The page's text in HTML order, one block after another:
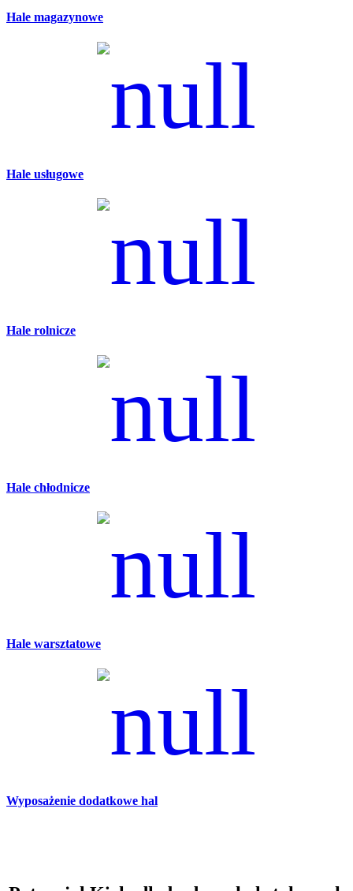
Hale magazynowe
Hale usługowe
Hale rolnicze
Hale chłodnicze
Hale warsztatowe
Wyposażenie dodatkowe hal